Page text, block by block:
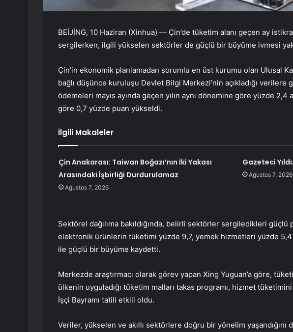
BEİJİNG, 10 Haziran (Xinhua) — Çin’de tüketim alanı geçen ay
sergilerken, ilgili yükselen sektörler de güçlü bir büyüme ivmesi
Çin’in ekonomik planlamadan sorumlu en üst kurumu olan Ulusal
bağlı düşünce kuruluşu Devlet Bilgi Merkezi’nin açıkladığı verilere
ödemeleri mayıs ayında geçen yılın aynı dönemine göre yüzde 2,4
göre 0,7 yüzde puan yükseldi.
İlgili Makaleler
Çin Anakarası: Taiwan Boğazı’nın İki Yakası
Arasındaki İşbirliği Durdurulamaz
Ağustos 7, 2026
Gazeteci
Ağustos 7, 2026
Sektörel dağılıma bakıldığında, belirli sektörler sergiledikleri güçlü
elektronik ürünlerin tüketimi yüzde 9,7, yemek hizmetleri yüzde
ile güçlü bir büyüme kaydetti.
Merkezde araştırmacı olarak görev yapan Xing Yuguan’a göre,
ülkenin uyguladığı tüketim malları takas programı, hizmet
İşçi Bayramı tatili etkili oldu.
Veriler, yükselen ve akıllı sektörlere doğru bir yönelim yaşandığını